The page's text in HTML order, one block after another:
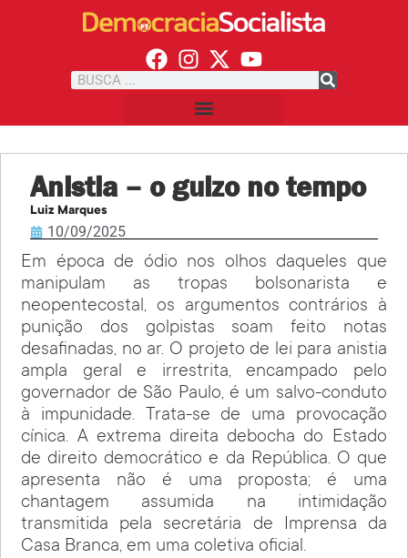
Anistia – o guizo no tempo
Luiz Marques
10/09/2025
Em época de ódio nos olhos daqueles que
manipulam as tropas bolsonarista e
neopentecostal, os argumentos contrários à
punição dos golpistas soam feito notas
desafinadas, no ar. O projeto de lei para anistia
ampla geral e irrestrita, encampado pelo
governador de São Paulo, é um salvo-conduto
à impunidade. Trata-se de uma provocação
cínica. A extrema direita debocha do Estado
de direito democrático e da República. O que
apresenta não é uma proposta; é uma
chantagem assumida na intimidação
transmitida pela secretária de Imprensa da
Casa Branca, em uma coletiva oficial.